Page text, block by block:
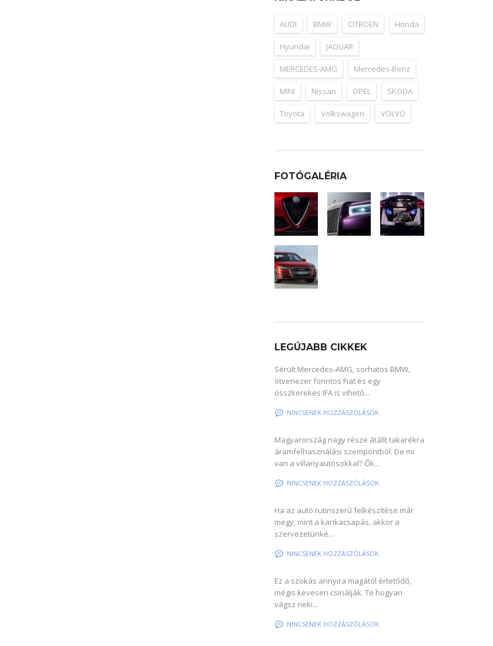
AUDI BMW CITROEN Honda
Hyundai JAGUAR
MERCEDES-AMG Mercedes-Benz
MINI Nissan OPEL SKODA
Toyota Volkswagen VOLVO
FOTÓGALÉRIA
LEGÚJABB CIKKEK
Sérült Mercedes-AMG, sorhatos BMW,
ötvenezer forintos Fiat és egy
összkerekes IFA is vihető...
NINCSENEK HOZZÁSZÓLÁSOK
Magyarország nagy része átállt takarékra
áramfelhasználási szempontból. De mi
van a villanyautósokkal? Ők...
NINCSENEK HOZZÁSZÓLÁSOK
Ha az autó rutinszerű felkészítése már
megy, mint a karikacsapás, akkor a
szervezetünké...
NINCSENEK HOZZÁSZÓLÁSOK
Ez a szokás annyira magától értetődő,
mégis kevesen csinálják. Te hogyan
vágsz neki...
NINCSENEK HOZZÁSZÓLÁSOK